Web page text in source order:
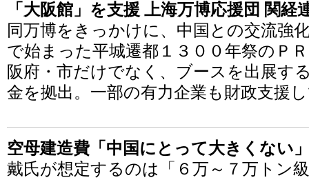
「大阪館」を支援 上海万博応援団 関経
同万博をきっかけに、中国との交流強
で始まった平城遷都１３００年祭のＰ
阪府・市だけでなく、ブースを出展す
金を拠出。一部の有力企業も財政支援
空母建造費「中国にとって大きくない
戴氏が想定するのは「６万～７万トン